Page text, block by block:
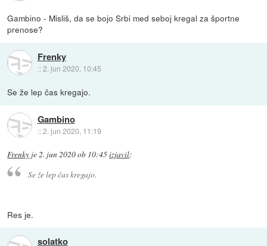
Gambino - Misliš, da se bojo Srbi med seboj kregal za športne
prenose?
Frenky
::2. jun 2020, 10:45
Se že lep čas kregajo.
Gambino
::2. jun 2020, 11:19
Frenky je2. jun 2020 ob 10:45izjavil:
Se že lep čas kregajo.
Res je.
solatko